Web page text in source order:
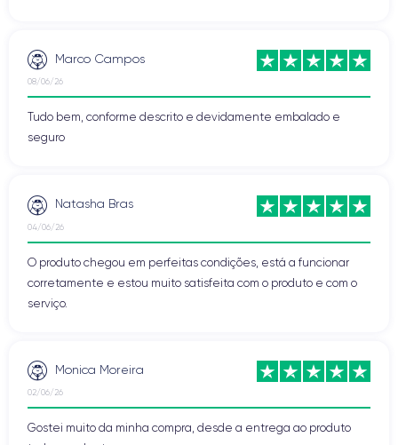
Marco Campos
08/06/26
Tudo bem, conforme descrito e devidamente embalado e
seguro
Natasha Bras
04/06/26
O produto chegou em perfeitas condições, está a funcionar
corretamente e estou muito satisfeita com o produto e com o
serviço.
Monica Moreira
02/06/26
Gostei muito da minha compra, desde a entrega ao produto